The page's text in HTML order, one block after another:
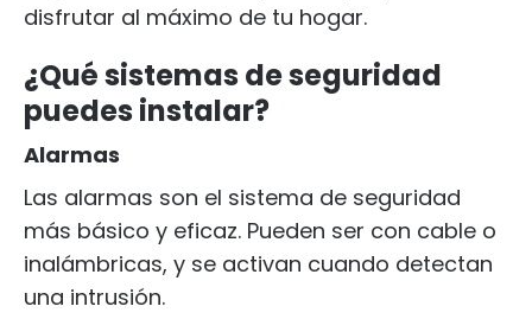
disfrutar al máximo de tu hogar.
¿Qué sistemas de seguridad
puedes instalar?
Alarmas
Las alarmas son el sistema de seguridad
más básico y eficaz. Pueden ser con cable o
inalámbricas, y se activan cuando detectan
una intrusión.